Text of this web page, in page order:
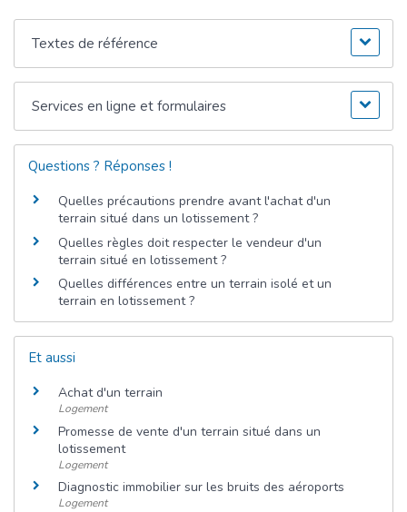
Textes de référence
Services en ligne et formulaires
Questions ? Réponses !
Quelles précautions prendre avant l'achat d'un
terrain situé dans un lotissement ?
Quelles règles doit respecter le vendeur d'un
terrain situé en lotissement ?
Quelles différences entre un terrain isolé et un
terrain en lotissement ?
Et aussi
Achat d'un terrain
Logement
Promesse de vente d'un terrain situé dans un
lotissement
Logement
Diagnostic immobilier sur les bruits des aéroports
Logement